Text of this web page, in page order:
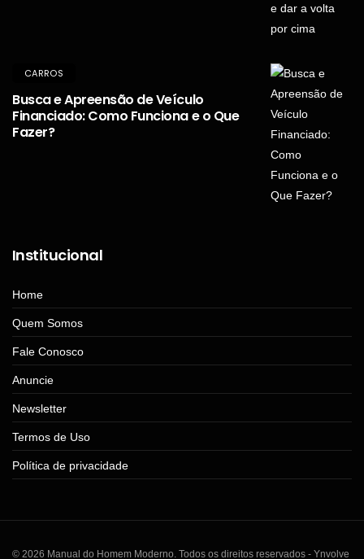
CARROS
Busca e Apreensão de Veículo
Financiado: Como Funciona e o Que
Fazer?
Institucional
Home
Quem Somos
Fale Conosco
Anuncie
Newsletter
Termos de Uso
Política de privacidade
© 2026 Manual do Homem Moderno. Todos os direitos reservados - Ynvolve